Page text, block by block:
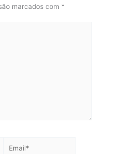
marcados com *